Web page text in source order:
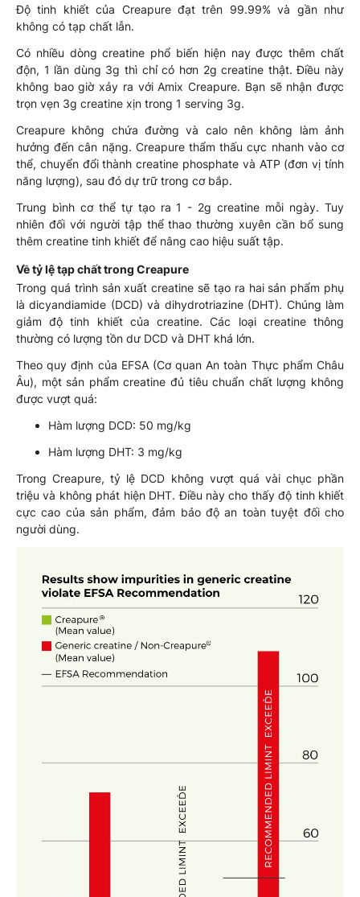
Độ tinh khiết của Creapure đạt trên 99.99% và gần như
không có tạp chất lẫn.
Có nhiều dòng creatine phổ biến hiện nay được thêm chất
độn, 1 lần dùng 3g thì chỉ có hơn 2g creatine thật. Điều này
không bao giờ xảy ra với Amix Creapure. Bạn sẽ nhận được
trọn vẹn 3g creatine xịn trong 1 serving 3g.
Creapure không chứa đường và calo nên không làm ảnh
hưởng đến cân nặng. Creapure thẩm thấu cực nhanh vào cơ
thể, chuyển đổi thành creatine phosphate và ATP (đơn vị tính
năng lượng), sau đó dự trữ trong cơ bắp.
Trung bình cơ thể tự tạo ra 1 - 2g creatine mỗi ngày. Tuy
nhiên đối với người tập thể thao thường xuyên cần bổ sung
thêm creatine tinh khiết để nâng cao hiệu suất tập.
Về tỷ lệ tạp chất trong Creapure
Trong quá trình sản xuất creatine sẽ tạo ra hai sản phẩm phụ
là dicyandiamide (DCD) và dihydrotriazine (DHT). Chúng làm
giảm độ tinh khiết của creatine. Các loại creatine thông
thường có lượng tồn dư DCD và DHT khá lớn.
Theo quy định của EFSA (Cơ quan An toàn Thực phẩm Châu
Âu), một sản phẩm creatine đủ tiêu chuẩn chất lượng không
được vượt quá:
Hàm lượng DCD: 50 mg/kg
Hàm lượng DHT: 3 mg/kg
Trong Creapure, tỷ lệ DCD không vượt quá vài chục phần
triệu và không phát hiện DHT. Điều này cho thấy độ tinh khiết
cực cao của sản phẩm, đảm bảo độ an toàn tuyệt đối cho
người dùng.